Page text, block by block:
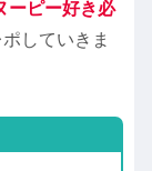
ーピー好き必
していきま